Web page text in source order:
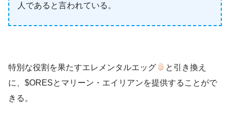
人であると言われている。
特別な役割を果たすエレメンタルエッグ
と引き換え
に、$ORESとマリーン・エイリアンを提供することがで
きる。